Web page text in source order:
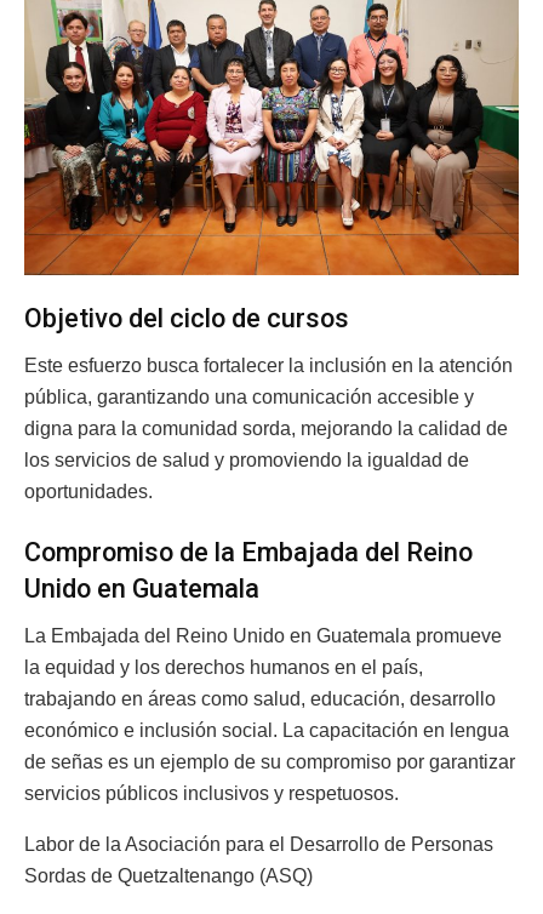
Objetivo del ciclo de cursos
Este esfuerzo busca fortalecer la inclusión en la atención
pública, garantizando una comunicación accesible y
digna para la comunidad sorda, mejorando la calidad de
los servicios de salud y promoviendo la igualdad de
oportunidades.
Compromiso de la Embajada del Reino
Unido en Guatemala
La Embajada del Reino Unido en Guatemala promueve
la equidad y los derechos humanos en el país,
trabajando en áreas como salud, educación, desarrollo
económico e inclusión social. La capacitación en lengua
de señas es un ejemplo de su compromiso por garantizar
servicios públicos inclusivos y respetuosos.
Labor de la Asociación para el Desarrollo de Personas
Sordas de Quetzaltenango (ASQ)